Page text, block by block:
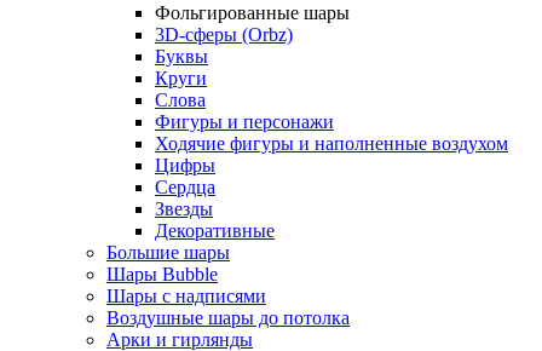
Фольгированные шары
3D-сферы (Orbz)
Буквы
Круги
Слова
Фигуры и персонажи
Ходячие фигуры и наполненные воздухом
Цифры
Сердца
Звезды
Декоративные
Большие шары
Шары Bubble
Шары с надписями
Воздушные шары до потолка
Арки и гирлянды